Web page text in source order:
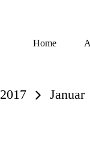
Home
2017 Januar